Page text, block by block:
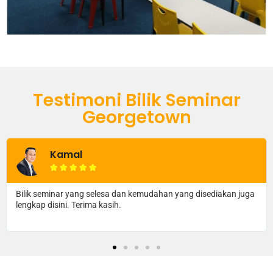
Testimoni Bilik Seminar
Georgetown
Amir Ridzuan
    
Bilik seminar yang luas dan sangat selesa. Saya lebih fokus
dengan apa yang tenaga pengajar sampaikan.